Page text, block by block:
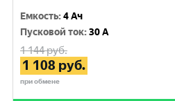
Емкость:4 Ач
Пусковой ток:30 A
1 144руб.
1 108 руб.
при обмене